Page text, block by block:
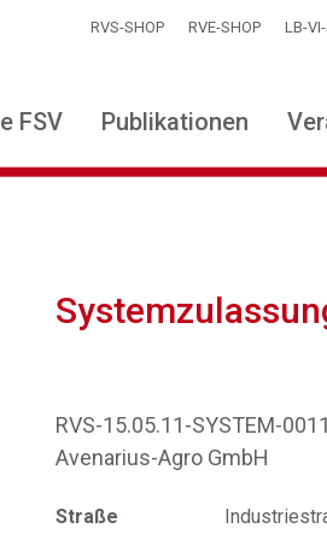
RVS-SHOP RVE-SHOP LB-
FSV Publikationen
RVS-15.05.11-SYSTEM-
Avenarius-Agro GmbH
Straße